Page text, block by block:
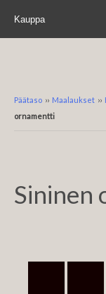
Kauppa
Päätaso ›› Maalaukset ››
ornamentti
Sininen